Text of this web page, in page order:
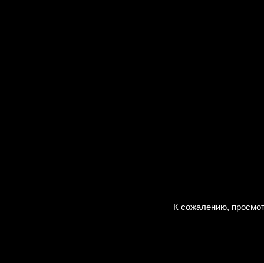
К сожалению,